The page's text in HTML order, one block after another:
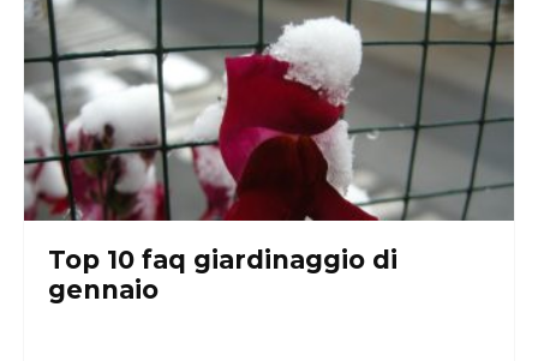
Top 10 faq giardinaggio di
gennaio